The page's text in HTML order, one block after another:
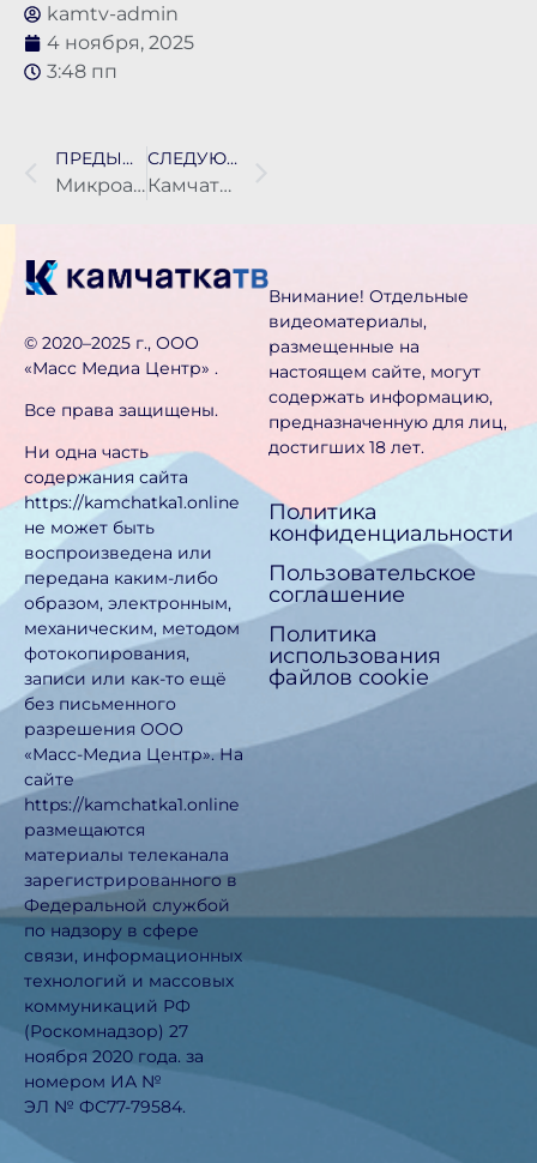
kamtv-admin
4 ноября, 2025
3:48 пп
ПРЕДЫДУЩАЯ НОВОСТЬ
Микроавтобусы вышли на маршрут № 101к с заездом в новую камчатскую больницу
СЛЕДУЮЩАЯ НОВОСТЬ
Камчатка празднует День народного единства
©️ 2020–2025 г., ООО
«Масс Медиа Центр» .
Все права защищены.
Ни одна часть
содержания сайта
https://kamchatka1.online
не может быть
воспроизведена или
передана каким-либо
образом, электронным,
механическим, методом
фотокопирования,
записи или как-то ещё
без письменного
разрешения ООО
«Масс-Медиа Центр». На
сайте
https://kamchatka1.online
размещаются
материалы телеканала
зарегистрированного в
Федеральной службой
по надзору в сфере
связи, информационных
технологий и массовых
коммуникаций РФ
(Роскомнадзор) 27
ноября 2020 года. за
номером ИА №
ЭЛ № ФС77-79584.
Внимание! Отдельные
видеоматериалы,
размещенные на
настоящем сайте, могут
содержать информацию,
предназначен­ную для лиц,
достигших 18 лет.
Политика
конфиденциальности
Пользовательское
соглашение
Политика
использования
файлов cookie